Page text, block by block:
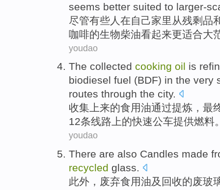
seems better suited to larger-
尽管有些 人 在自己家里 从残剩品
咖啡的生物柴油看起来更适合大
youdao
The collected cooking oil is
biodiesel fuel (BDF) in the very
routes through the city.
收集上来的食用油通过提炼 ， 最
12条线路 上的快速公车提供燃料
youdao
There are also Candles made
recycled glass.
此外 ， 废弃食用油及 回收的废玻